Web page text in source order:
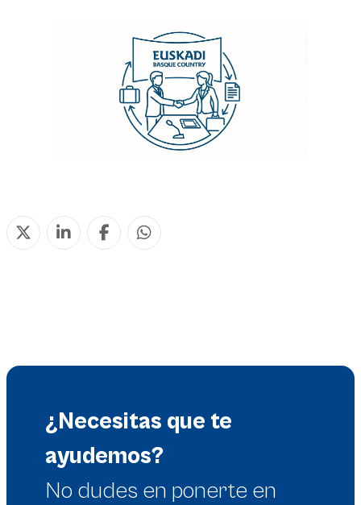
¿Necesitas que te
ayudemos?
No dudes en ponerte en